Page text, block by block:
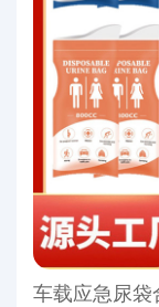
车载应急尿袋